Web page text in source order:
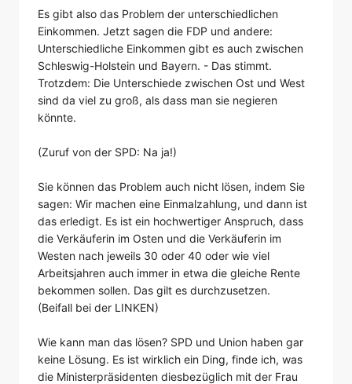
Es gibt also das Problem der unterschiedlichen
Einkommen. Jetzt sagen die FDP und andere:
Unterschiedliche Einkommen gibt es auch zwischen
Schleswig-Holstein und Bayern. - Das stimmt.
Trotzdem: Die Unterschiede zwischen Ost und West
sind da viel zu groß, als dass man sie negieren
könnte.
(Zuruf von der SPD: Na ja!)
Sie können das Problem auch nicht lösen, indem Sie
sagen: Wir machen eine Einmalzahlung, und dann ist
das erledigt. Es ist ein hochwertiger Anspruch, dass
die Verkäuferin im Osten und die Verkäuferin im
Westen nach jeweils 30 oder 40 oder wie viel
Arbeitsjahren auch immer in etwa die gleiche Rente
bekommen sollen. Das gilt es durchzusetzen.
(Beifall bei der LINKEN)
Wie kann man das lösen? SPD und Union haben gar
keine Lösung. Es ist wirklich ein Ding, finde ich, was
die Ministerpräsidenten diesbezüglich mit der Frau